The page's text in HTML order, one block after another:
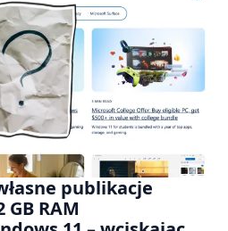
publikacje
RAM